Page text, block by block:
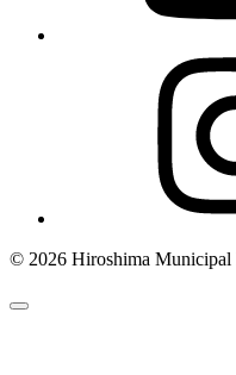
© 2026 Hiroshima Municipal